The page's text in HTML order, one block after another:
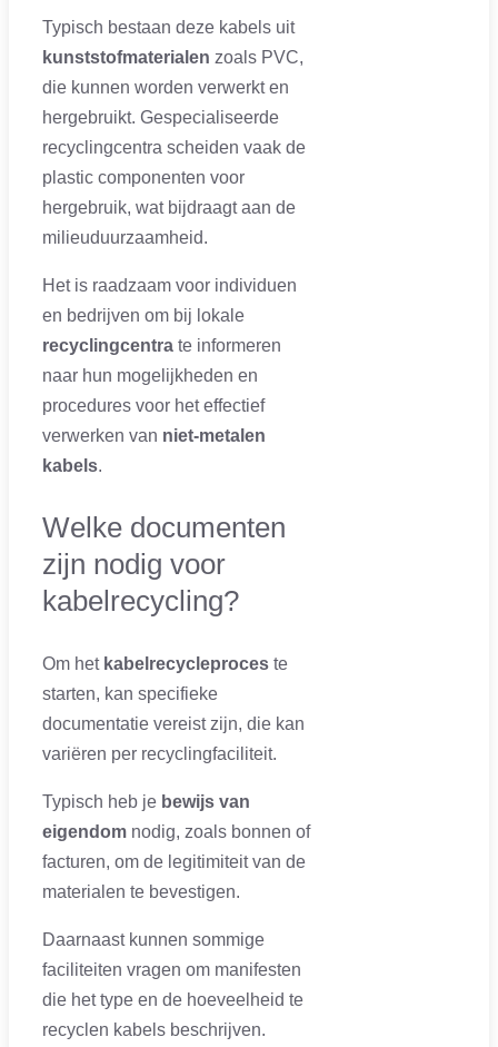
Typisch bestaan deze kabels uit
kunststofmaterialen zoals PVC,
die kunnen worden verwerkt en
hergebruikt. Gespecialiseerde
recyclingcentra scheiden vaak de
plastic componenten voor
hergebruik, wat bijdraagt aan de
milieuduurzaamheid.
Het is raadzaam voor individuen
en bedrijven om bij lokale
recyclingcentra te informeren
naar hun mogelijkheden en
procedures voor het effectief
verwerken van niet-metalen
kabels.
Welke documenten
zijn nodig voor
kabelrecycling?
Om het kabelrecycleproces te
starten, kan specifieke
documentatie vereist zijn, die kan
variëren per recyclingfaciliteit.
Typisch heb je bewijs van
eigendom nodig, zoals bonnen of
facturen, om de legitimiteit van de
materialen te bevestigen.
Daarnaast kunnen sommige
faciliteiten vragen om manifesten
die het type en de hoeveelheid te
recyclen kabels beschrijven.